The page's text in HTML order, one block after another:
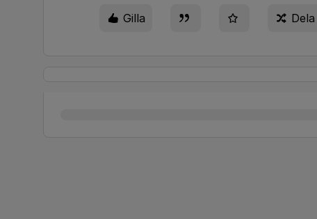
Gilla Dela